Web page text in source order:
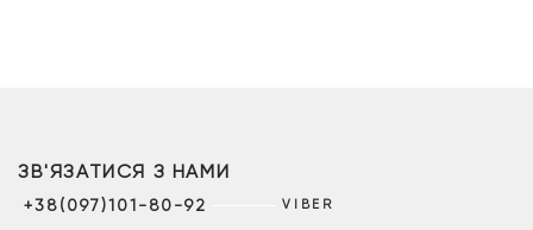
ЗВ'ЯЗАТИСЯ З НАМИ
+38(097)101-80-92 VIBER